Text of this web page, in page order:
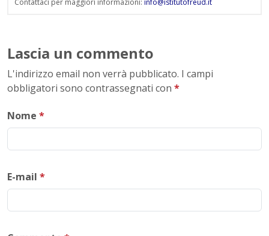
Contattaci per maggiori informazioni: info@istitutofreud.it
Lascia un commento
L'indirizzo email non verrà pubblicato. I campi
obbligatori sono contrassegnati con *
Nome *
E-mail *